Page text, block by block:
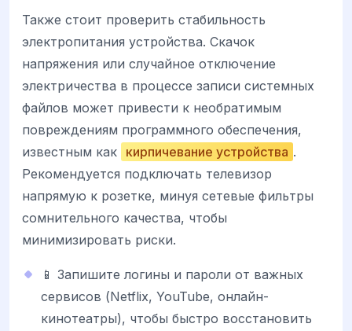
Также стоит проверить стабильность
электропитания устройства. Скачок
напряжения или случайное отключение
электричества в процессе записи системных
файлов может привести к необратимым
повреждениям программного обеспечения,
известным как кирпичевание устройства .
Рекомендуется подключать телевизор
напрямую к розетке, минуя сетевые фильтры
сомнительного качества, чтобы
минимизировать риски.
📱 Запишите логины и пароли от важных
сервисов (Netflix, YouTube, онлайн-
кинотеатры), чтобы быстро восстановить